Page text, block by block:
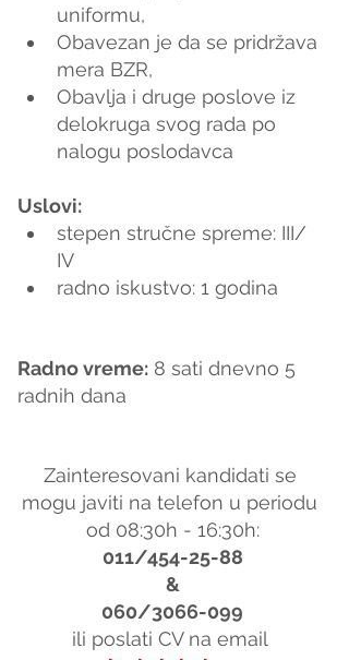
uniformu,
Obavezan je da se pridržava
mera BZR,
Obavlja i druge poslove iz
delokruga svog rada po
nalogu poslodavca
Uslovi:
stepen stručne spreme: III/
IV
radno iskustvo: 1 godina
Radno vreme: 8 sati dnevno 5
radnih dana
Zainteresovani kandidati se
mogu javiti na telefon u periodu
od 08:30h - 16:30h:
011/454-25-88
&
060/3066-099
ili poslati CV na email